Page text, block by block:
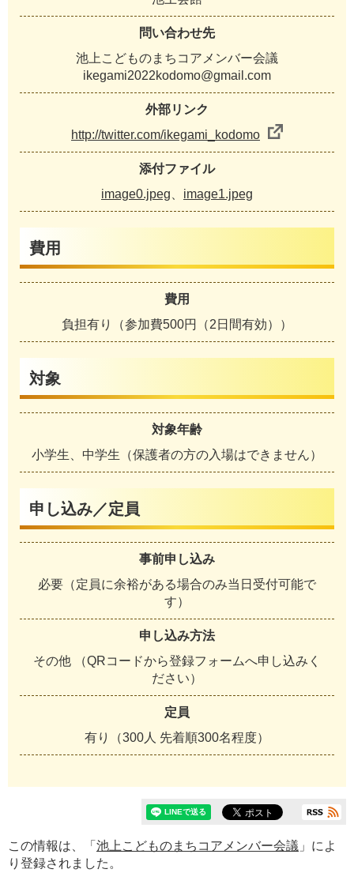
問い合わせ先
池上こどものまちコアメンバー会議
ikegami2022kodomo@gmail.com
外部リンク
http://twitter.com/ikegami_kodomo
添付ファイル
image0.jpeg
image1.jpeg
費用
費用
負担有り（参加費500円（2日間有効））
対象
対象年齢
小学生、中学生（保護者の方の入場はできません）
申し込み／定員
事前申し込み
必要（定員に余裕がある場合のみ当日受付可能で
す）
申し込み方法
その他 （QRコードから登録フォームへ申し込みく
ださい）
定員
有り（300人 先着順300名程度）
この情報は、「 池上こどものまちコアメンバー会議 」によ
り登録されました。